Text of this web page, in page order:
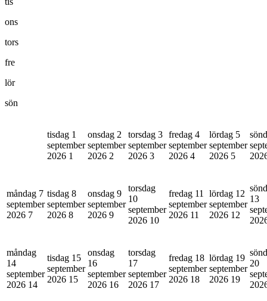
ons
tors
fre
lör
sön
tisdag 1
september
2026 1
onsdag 2
september
2026 2
torsdag 3
september
2026 3
fredag 4
september
2026 4
lördag 5
september
2026 5
måndag 7
september
2026 7
tisdag 8
september
2026 8
onsdag 9
september
2026 9
torsdag
10
september
2026 10
fredag 11
september
2026 11
lördag 12
september
2026 12
13
måndag
14
september
2026 14
tisdag 15
september
2026 15
onsdag
16
september
2026 16
torsdag
17
september
2026 17
fredag 18
september
2026 18
lördag 19
september
2026 19
20